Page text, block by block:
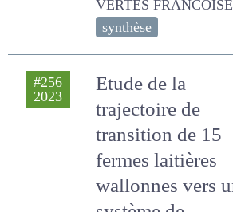
DURAND Patrick, VERTES
FRANCOISE
synthèse
#256
Etude de la
trajectoire de
transition de 15
fermes laitières